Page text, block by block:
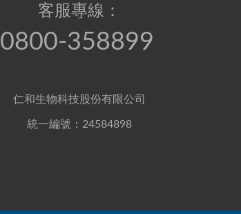
客服專線：
0800-358899
仁和生物科技股份有限公司
統一編號：24584898